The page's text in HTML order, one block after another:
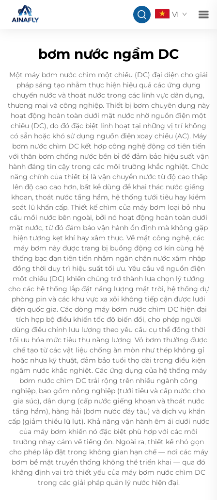
VI
bơm nước ngầm DC
Một máy bơm nước chìm một chiều (DC) đại diện cho giải
pháp sáng tạo nhằm thực hiện hiệu quả các ứng dụng
chuyển nước và thoát nước trong các lĩnh vực dân dụng,
thương mại và công nghiệp. Thiết bị bơm chuyên dụng này
hoạt động hoàn toàn dưới mặt nước nhờ nguồn điện một
chiều (DC), do đó đặc biệt linh hoạt tại những vị trí không
có sẵn hoặc khó sử dụng nguồn điện xoay chiều (AC). Máy
bơm nước chìm DC kết hợp công nghệ động cơ tiên tiến
với thân bơm chống nước bền bỉ để đảm bảo hiệu suất vận
hành đáng tin cậy trong các môi trường khắc nghiệt. Chức
năng chính của thiết bị là vận chuyển nước từ độ cao thấp
lên độ cao cao hơn, bất kể dùng để khai thác nước giếng
khoan, thoát nước tầng hầm, hệ thống tưới tiêu hay kiểm
soát lũ khẩn cấp. Thiết kế chìm của máy bơm loại bỏ nhu
cầu mồi nước bên ngoài, bởi nó hoạt động hoàn toàn dưới
mặt nước, từ đó đảm bảo vận hành ổn định mà không gặp
hiện tượng kẹt khí hay xâm thực. Về mặt công nghệ, các
máy bơm này được trang bị buồng động cơ kín cùng hệ
thống bạc đạn tiên tiến nhằm ngăn chặn nước xâm nhập
đồng thời duy trì hiệu suất tối ưu. Yêu cầu về nguồn điện
một chiều (DC) khiến chúng trở thành lựa chọn lý tưởng
cho các hệ thống lắp đặt năng lượng mặt trời, hệ thống dự
phòng pin và các khu vực xa xôi không tiếp cận được lưới
điện quốc gia. Các dòng máy bơm nước chìm DC hiện đại
tích hợp bộ điều khiển tốc độ biến đổi, cho phép người
dùng điều chỉnh lưu lượng theo yêu cầu cụ thể đồng thời
tối ưu hóa mức tiêu thụ năng lượng. Vỏ bơm thường được
chế tạo từ các vật liệu chống ăn mòn như thép không gỉ
hoặc nhựa kỹ thuật, đảm bảo tuổi thọ dài trong điều kiện
ngâm nước khắc nghiệt. Các ứng dụng của hệ thống máy
bơm nước chìm DC trải rộng trên nhiều ngành công
nghiệp, bao gồm nông nghiệp (tưới tiêu và cấp nước cho
gia súc), dân dụng (cấp nước giếng khoan và thoát nước
tầng hầm), hàng hải (bơm nước đáy tàu) và dịch vụ khẩn
cấp (giảm thiểu lũ lụt). Khả năng vận hành êm ái dưới nước
của máy bơm khiến nó đặc biệt phù hợp với các môi
trường nhạy cảm về tiếng ồn. Ngoài ra, thiết kế nhỏ gọn
cho phép lắp đặt trong không gian hạn chế — nơi các máy
bơm bề mặt truyền thống không thể triển khai — qua đó
khẳng định vai trò thiết yếu của máy bơm nước chìm DC
trong các giải pháp quản lý nước hiện đại.